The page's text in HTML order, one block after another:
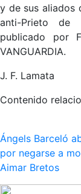
y de sus aliados
anti-Prieto de
publicado por
VANGUARDIA.
J. F. Lamata
Contenido
Ángels Barceló
por negarse a
Aimar Bretos